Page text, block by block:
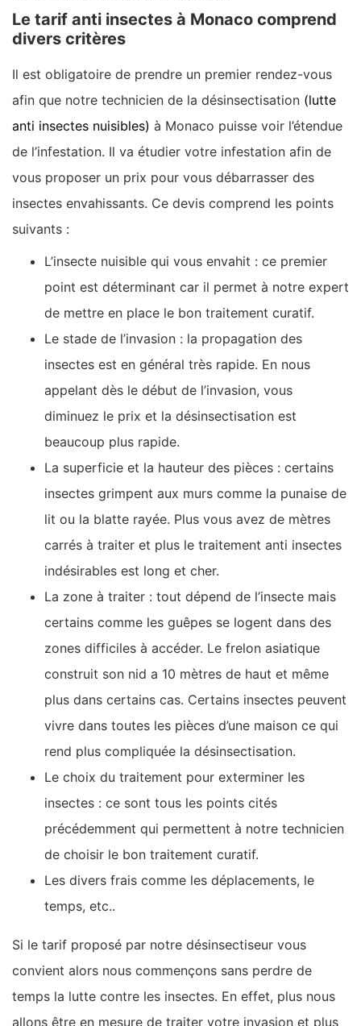
Le tarif anti insectes à Monaco comprend
divers critères
Il est obligatoire de prendre un premier rendez-vous
afin que notre technicien de la désinsectisation (lutte
anti insectes nuisibles) à Monaco puisse voir l’étendue
de l’infestation. Il va étudier votre infestation afin de
vous proposer un prix pour vous débarrasser des
insectes envahissants. Ce devis comprend les points
suivants :
L’insecte nuisible qui vous envahit : ce premier
point est déterminant car il permet à notre expert
de mettre en place le bon traitement curatif.
Le stade de l’invasion : la propagation des
insectes est en général très rapide. En nous
appelant dès le début de l’invasion, vous
diminuez le prix et la désinsectisation est
beaucoup plus rapide.
La superficie et la hauteur des pièces : certains
insectes grimpent aux murs comme la punaise de
lit ou la blatte rayée. Plus vous avez de mètres
carrés à traiter et plus le traitement anti insectes
indésirables est long et cher.
La zone à traiter : tout dépend de l’insecte mais
certains comme les guêpes se logent dans des
zones difficiles à accéder. Le frelon asiatique
construit son nid a 10 mètres de haut et même
plus dans certains cas. Certains insectes peuvent
vivre dans toutes les pièces d’une maison ce qui
rend plus compliquée la désinsectisation.
Le choix du traitement pour exterminer les
insectes : ce sont tous les points cités
précédemment qui permettent à notre technicien
de choisir le bon traitement curatif.
Les divers frais comme les déplacements, le
temps, etc..
Si le tarif proposé par notre désinsectiseur vous
convient alors nous commençons sans perdre de
temps la lutte contre les insectes. En effet, plus nous
allons être en mesure de traiter votre invasion et plus